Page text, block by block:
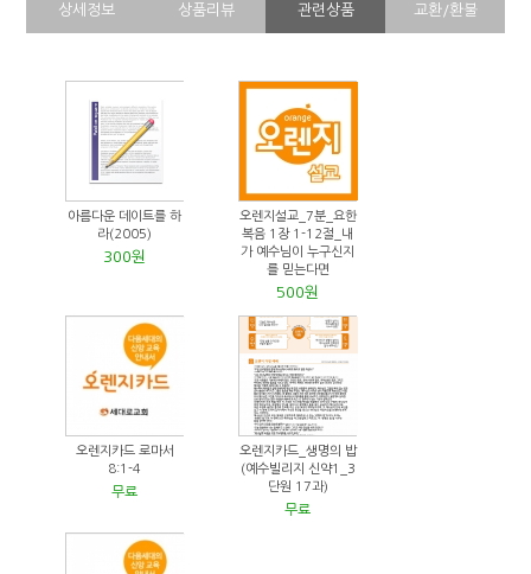
상세정보 상품리뷰 관련상품 교환/환불
아름다운 데이트를 하
라(2005)
300원
오렌지설교_7분_요한
복음 1장 1-12절_내
가 예수님이 누구신지
를 믿는다면
500원
오렌지카드 로마서
8:1-4
무료
오렌지카드_생명의 밥
(예수빌리지 신약1_3
단원 17과)
무료